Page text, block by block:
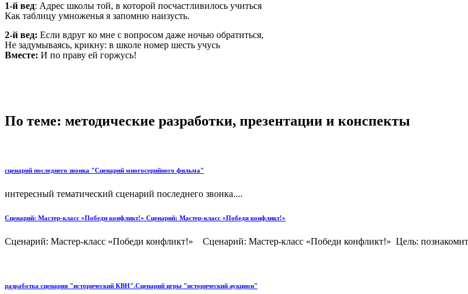
1-й вед: Адрес школы той, в которой посчастливилось учиться
Как таблицу умноженья я запомню наизусть.
2-й вед: Если вдруг ко мне с вопросом даже ночью обратиться,
Не задумываясь, крикну: в школе номер шесть учусь
Вместе: И по праву ей горжусь!
По теме: методические разработки, презентации и конспекты
сценарий последнего звонка "Сценарий многосерийного фильма"
интересный тематический сценарий последнего звонка....
Сценарий: Мастер-класс «Победи конфликт!» Сценарий: Мастер-класс «Победи конфликт!»
Сценарий: Мастер-класс «Победи конфликт!» Сценарий: Мастер-класс «Победи конфликт!» Цель:
разработка сценария "исторический КВН".Сценарий игры "исторический аукцион"